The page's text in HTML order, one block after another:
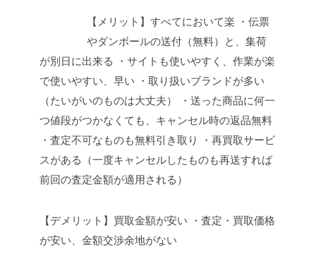
【メリット】すべてにおいて楽 ・伝票
やダンボールの送付（無料）と、集荷
が別日に出来る
・サイトも使いやすく、作業が楽
で使いやすい、早い ・取り扱いブランドが多い
（たいがいのものは大丈夫）
・送った商品に何一
つ値段がつかなくても、キャンセル時の返品無料
・査定不可なものも無料引き取り
・再買取サービ
スがある（一度キャンセルしたものも再送すれば
前回の査定金額が適用される）
【デメリット】買取金額が安い ・査定・買取価格
が安い、金額交渉余地がない